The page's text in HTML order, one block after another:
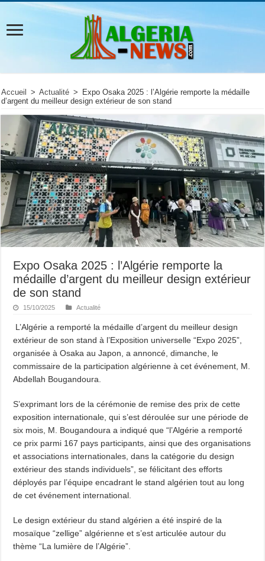
Accueil > Actualité >
Expo Osaka 2025 : l’Algérie remporte la médaille
d’argent du meilleur design extérieur de son stand
Expo Osaka 2025 : l’Algérie remporte la
médaille d’argent du meilleur design extérieur
de son stand
15/10/2025 Actualité
L’Algérie a remporté la médaille d’argent du meilleur design
extérieur de son stand à l’Exposition universelle “Expo 2025”,
organisée à Osaka au Japon, a annoncé, dimanche, le
commissaire de la participation algérienne à cet événement, M.
Abdellah Bougandoura.
S’exprimant lors de la cérémonie de remise des prix de cette
exposition internationale, qui s’est déroulée sur une période de
six mois, M. Bougandoura a indiqué que “l’Algérie a remporté
ce prix parmi 167 pays participants, ainsi que des organisations
et associations internationales, dans la catégorie du design
extérieur des stands individuels”, se félicitant des efforts
déployés par l’équipe encadrant le stand algérien tout au long
de cet événement international.
Le design extérieur du stand algérien a été inspiré de la
mosaïque “zellige” algérienne et s’est articulée autour du
thème “La lumière de l’Algérie”.